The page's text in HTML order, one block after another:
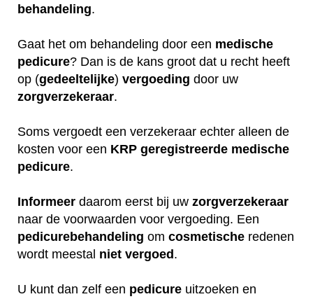
behandeling.
Gaat het om behandeling door een medische
pedicure? Dan is de kans groot dat u recht heeft
op (gedeeltelijke) vergoeding door uw
zorgverzekeraar.
Soms vergoedt een verzekeraar echter alleen de
kosten voor een KRP geregistreerde medische
pedicure.
Informeer daarom eerst bij uw zorgverzekeraar
naar de voorwaarden voor vergoeding. Een
pedicurebehandeling om cosmetische redenen
wordt meestal niet vergoed .
U kunt dan zelf een pedicure uitzoeken en